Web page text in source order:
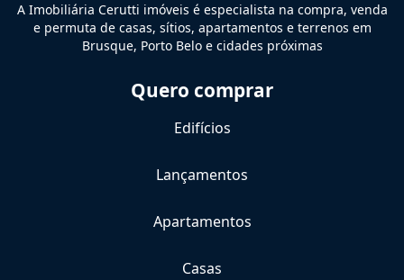
A Imobiliária Cerutti imóveis é especialista na compra, venda
e permuta de casas, sítios, apartamentos e terrenos em
Brusque, Porto Belo e cidades próximas
Quero comprar
Edifícios
Lançamentos
Apartamentos
Casas